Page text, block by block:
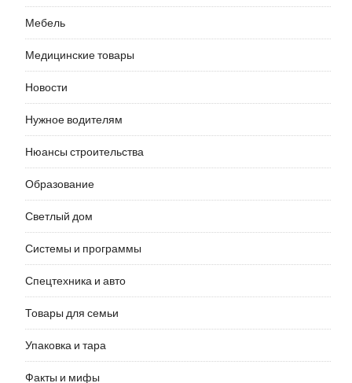
Мебель
Медицинские товары
Новости
Нужное водителям
Нюансы строительства
Образование
Светлый дом
Системы и программы
Спецтехника и авто
Товары для семьи
Упаковка и тара
Факты и мифы